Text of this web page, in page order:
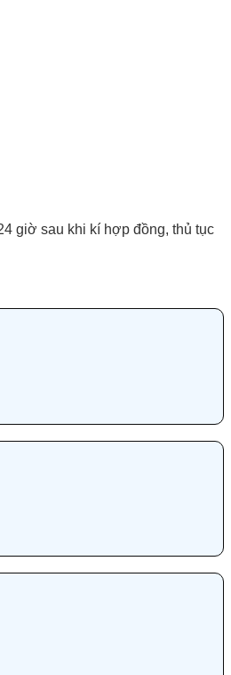
giờ sau khi kí hợp đồng, thủ tục